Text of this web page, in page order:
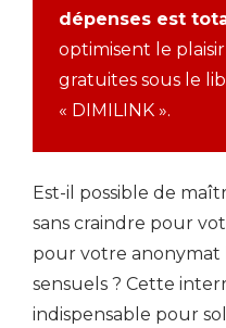
dépenses est
optimisent le
gratuites sous le
« DIMILINK ».
Est-il possible de
sans craindre pour
pour votre anonymat
sensuels ? Cette
indispensable pour